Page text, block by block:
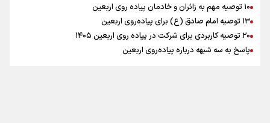
اینفو برنا / جدول کامل فاصله مرز شلمچه تا شهرهای زیارتی
عراق
۱۰ توصیه مهم به زائران و خادمان پیاده روی اربعین
۱۳ توصیه امام صادق (ع) برای پیاده‌روی اربعین
۲۰ توصیه کاربردی برای شرکت در پیاده روی اربعین ۱۴۰۵
پاسخ به سه‌ شبهه درباره پیاده‌روی اربعین